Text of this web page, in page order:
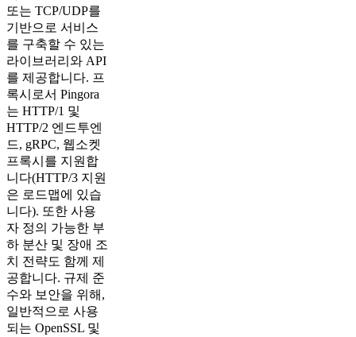
또는 TCP/UDP를
기반으로 서비스
를 구축할 수 있는
라이브러리와 API
를 제공합니다. 프
록시로서 Pingora
는 HTTP/1 및
HTTP/2 엔드투엔
드, gRPC, 웹소켓
프록시를 지원합
니다(HTTP/3 지원
은 로드맵에 있습
니다). 또한 사용
자 정의 가능한 부
하 분산 및 장애 조
치 전략도 함께 제
공합니다. 규제 준
수와 보안을 위해,
일반적으로 사용
되는 OpenSSL 및